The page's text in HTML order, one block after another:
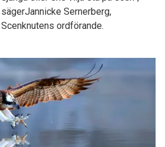
sägerJannicke Sernerberg,
Scenknutens ordförande.